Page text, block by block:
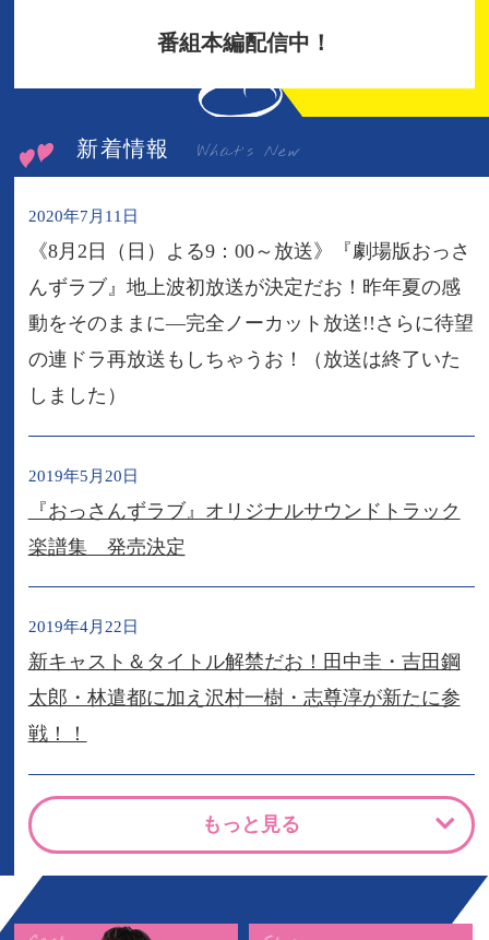
番組本編配信中！
新着情報 What's New
2020年7月11日
《8月2日（日）よる9：00～放送》『劇場版おっさ
んずラブ』地上波初放送が決定だお！昨年夏の感
動をそのままに―完全ノーカット放送!!さらに待望
の連ドラ再放送もしちゃうお！（放送は終了いた
しました）
2019年5月20日
『おっさんずラブ』オリジナルサウンドトラック
楽譜集 発売決定
2019年4月22日
新キャスト＆タイトル解禁だお！田中圭・吉田鋼
太郎・林遣都に加え沢村一樹・志尊淳が新たに参
戦！！
もっと見る